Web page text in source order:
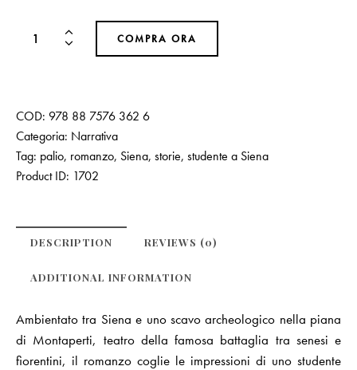
COMPRA ORA
COD: 978 88 7576 362 6
Categoria: Narrativa
Tag: palio, romanzo, Siena, storie, studente a Siena
Product ID: 1702
DESCRIPTION REVIEWS (0)
ADDITIONAL INFORMATION
Ambientato tra Siena e uno scavo archeologico nella piana
di Montaperti, teatro della famosa battaglia tra senesi e
fiorentini, il romanzo coglie le impressioni di uno studente